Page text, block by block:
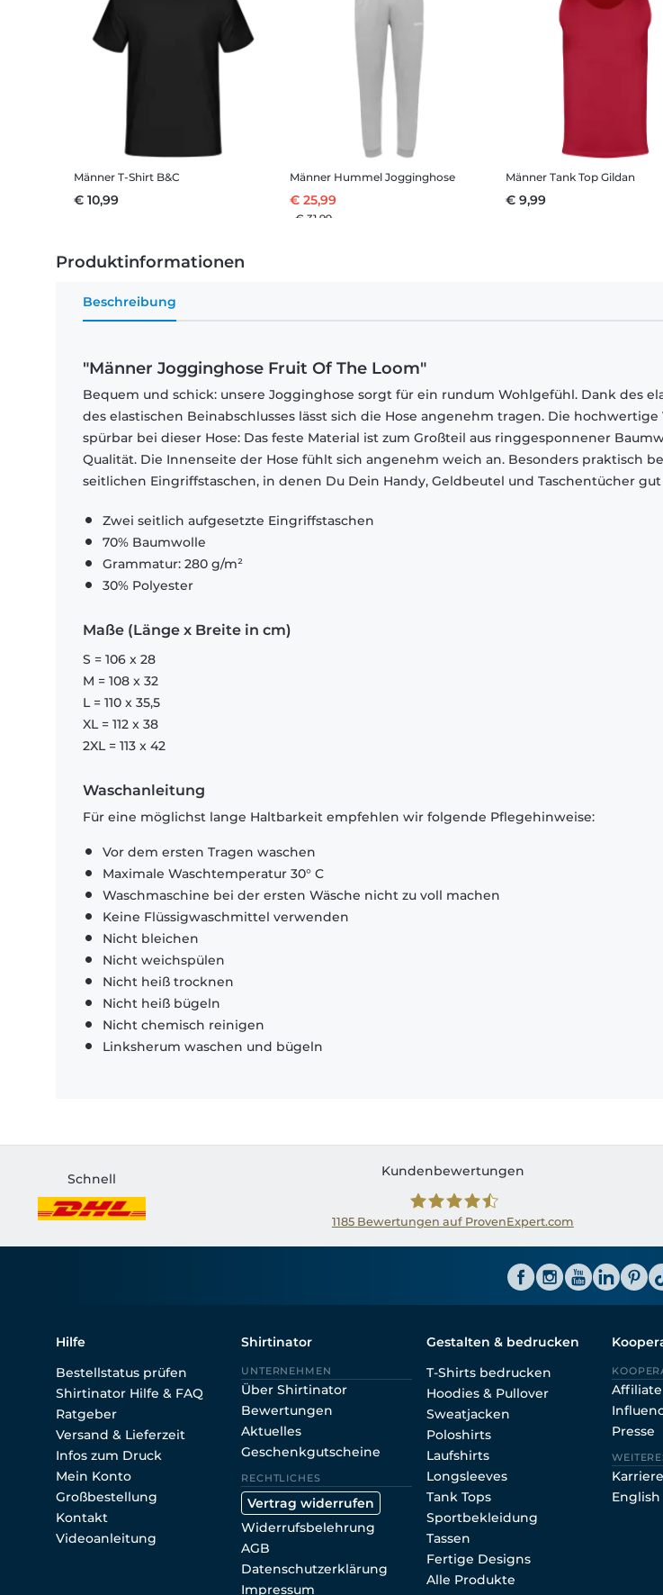
Männer T-Shirt B&C
€ 10,99
Männer Hummel Jogginghose
€ 25,99
€ 31,99
Männer Tank Top Gildan
€ 9,99
Produktinformationen
Beschreibung
"Männer Jogginghose Fruit Of The Loom"
Bequem und schick: unsere Jogginghose sorgt für ein rundum Wohlgefühl. Dank des
des elastischen Beinabschlusses lässt sich die Hose angenehm tragen. Die
spürbar bei dieser Hose: Das feste Material ist zum Großteil aus ringgesponnener
Qualität. Die Innenseite der Hose fühlt sich angenehm weich an. Besonders praktisch
seitlichen Eingriffstaschen, in denen Du Dein Handy, Geldbeutel und Taschentücher
Zwei seitlich aufgesetzte Eingriffstaschen
70% Baumwolle
Grammatur: 280 g/m²
30% Polyester
Maße (Länge x Breite in cm)
S = 106 x 28
M = 108 x 32
L = 110 x 35,5
XL = 112 x 38
2XL = 113 x 42
Waschanleitung
Für eine möglichst lange Haltbarkeit empfehlen wir folgende Pflegehinweise:
Vor dem ersten Tragen waschen
Maximale Waschtemperatur 30° C
Waschmaschine bei der ersten Wäsche nicht zu voll machen
Keine Flüssigwaschmittel verwenden
Nicht bleichen
Nicht weichspülen
Nicht heiß trocknen
Nicht heiß bügeln
Nicht chemisch reinigen
Linksherum waschen und bügeln
Schnell
Kundenbewertungen
1185Bewertungen auf ProvenExpert.com
Hilfe
Bestellstatus prüfen
Shirtinator Hilfe & FAQ
Ratgeber
Versand & Lieferzeit
Infos zum Druck
Mein Konto
Großbestellung
Kontakt
Videoanleitung
Shirtinator
UNTERNEHMEN
Über Shirtinator
Bewertungen
Aktuelles
Geschenkgutscheine
RECHTLICHES
Vertrag widerrufen
Widerrufsbelehrung
AGB
Datenschutzerklärung
Impressum
Gestalten & bedrucken
T-Shirts bedrucken
Hoodies & Pullover
Sweatjacken
Poloshirts
Laufshirts
Longsleeves
Tank Tops
Sportbekleidung
Tassen
Fertige Designs
Alle Produkte
Affiliate
Presse
Karriere
English